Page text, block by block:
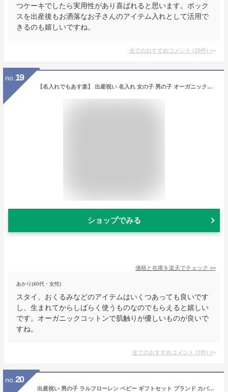
つケーキでしたら実用性があり喜ばれると思います。ボック
スを出産後もお洒落なお子さんのアイテム入れとして活用で
きるのも嬉しいですね。
全てのおすすめコメント (19件) >
no. 19
【名入れでもあす楽】 出産祝い 名入れ 女の子 男の子 オーガニックコットン スペシャル ギフト 5点 セット 男 女 1歳 2歳 3歳 誕生日 プレゼント お昼寝 ランキング かわいい あす楽
ショップでみる
価格と在庫を楽天でチェック >>
あかり(40代・女性)
スタイ、おくるみなどのアイテムはいくつあっても良いです
し、生まれてからしばらく使うものなのでもらえると嬉しい
です。オーガニックコットンで肌触りが優しいものが良いで
すね。
全てのおすすめコメント (7件) >
no. 20
出産祝い 男の子 ラルフローレン ベビー ギフトセット ブランド カバーオール 靴下 POLO RALPH LAUREN 送料無料 豪華 赤ちゃん あす楽対応